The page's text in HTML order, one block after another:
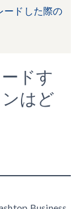
ードした際の
ドす
はど